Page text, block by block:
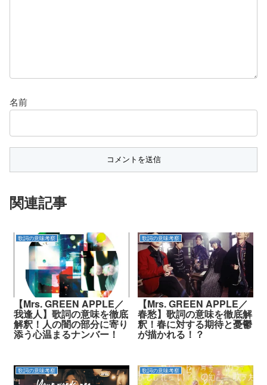
名前
関連記事
歌詞の意味考察
【Mrs. GREEN APPLE／
我逢人】歌詞の意味を徹底
解釈！人の闇の部分に寄り
添う心温まるナンバー！
歌詞の意味考察
【Mrs. GREEN APPLE／
春愁】歌詞の意味を徹底解
釈！春に対する期待と憂鬱
が描かれる！？
歌詞の意味考察 歌詞の意味考察